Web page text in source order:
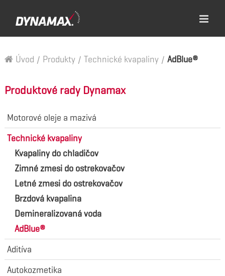
Úvod / Produkty / Technické kvapaliny / AdBlue®
Produktové rady Dynamax
Motorové oleje a mazivá
Technické kvapaliny
Kvapaliny do chladičov
Zimné zmesi do ostrekovačov
Letné zmesi do ostrekovačov
Brzdová kvapalina
Demineralizovaná voda
AdBlue®
Aditíva
Autokozmetika